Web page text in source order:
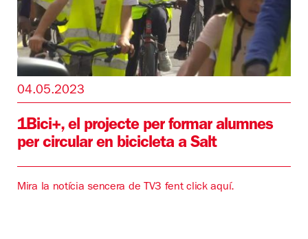
04.05.2023
1Bici+, el projecte per formar alumnes
per circular en bicicleta a Salt
Mira la notícia sencera de TV3 fent click aquí.